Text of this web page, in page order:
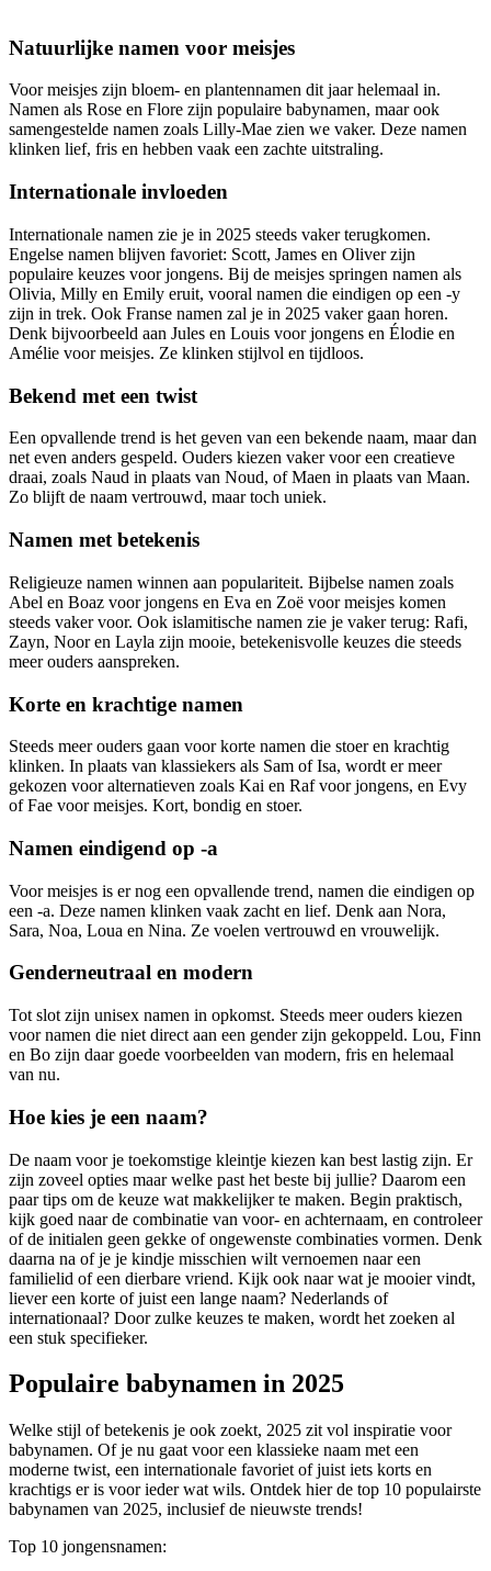
Natuurlijke namen voor meisjes
Voor meisjes zijn bloem- en plantennamen dit jaar helemaal in.
Namen als Rose en Flore zijn populaire babynamen, maar ook
samengestelde namen zoals Lilly-Mae zien we vaker. Deze namen
klinken lief, fris en hebben vaak een zachte uitstraling.
Internationale invloeden
Internationale namen zie je in 2025 steeds vaker terugkomen.
Engelse namen blijven favoriet: Scott, James en Oliver zijn
populaire keuzes voor jongens. Bij de meisjes springen namen als
Olivia, Milly en Emily eruit, vooral namen die eindigen op een -y
zijn in trek. Ook Franse namen zal je in 2025 vaker gaan horen.
Denk bijvoorbeeld aan Jules en Louis voor jongens en Élodie en
Amélie voor meisjes. Ze klinken stijlvol en tijdloos.
Bekend met een twist
Een opvallende trend is het geven van een bekende naam, maar dan
net even anders gespeld. Ouders kiezen vaker voor een creatieve
draai, zoals Naud in plaats van Noud, of Maen in plaats van Maan.
Zo blijft de naam vertrouwd, maar toch uniek.
Namen met betekenis
Religieuze namen winnen aan populariteit. Bijbelse namen zoals
Abel en Boaz voor jongens en Eva en Zoë voor meisjes komen
steeds vaker voor. Ook islamitische namen zie je vaker terug: Rafi,
Zayn, Noor en Layla zijn mooie, betekenisvolle keuzes die steeds
meer ouders aanspreken.
Korte en krachtige namen
Steeds meer ouders gaan voor korte namen die stoer en krachtig
klinken. In plaats van klassiekers als Sam of Isa, wordt er meer
gekozen voor alternatieven zoals Kai en Raf voor jongens, en Evy
of Fae voor meisjes. Kort, bondig en stoer.
Namen eindigend op -a
Voor meisjes is er nog een opvallende trend, namen die eindigen op
een -a. Deze namen klinken vaak zacht en lief. Denk aan Nora,
Sara, Noa, Loua en Nina. Ze voelen vertrouwd en vrouwelijk.
Genderneutraal en modern
Tot slot zijn unisex namen in opkomst. Steeds meer ouders kiezen
voor namen die niet direct aan een gender zijn gekoppeld. Lou, Finn
en Bo zijn daar goede voorbeelden van modern, fris en helemaal
van nu.
Hoe kies je een naam?
De naam voor je toekomstige kleintje kiezen kan best lastig zijn. Er
zijn zoveel opties maar welke past het beste bij jullie? Daarom een
paar tips om de keuze wat makkelijker te maken. Begin praktisch,
kijk goed naar de combinatie van voor- en achternaam, en controleer
of de initialen geen gekke of ongewenste combinaties vormen. Denk
daarna na of je je kindje misschien wilt vernoemen naar een
familielid of een dierbare vriend. Kijk ook naar wat je mooier vindt,
liever een korte of juist een lange naam? Nederlands of
internationaal? Door zulke keuzes te maken, wordt het zoeken al
een stuk specifieker.
Populaire babynamen in 2025
Welke stijl of betekenis je ook zoekt, 2025 zit vol inspiratie voor
babynamen. Of je nu gaat voor een klassieke naam met een
moderne twist, een internationale favoriet of juist iets korts en
krachtigs er is voor ieder wat wils. Ontdek hier de top 10 populairste
babynamen van 2025, inclusief de nieuwste trends!
Top 10 jongensnamen: